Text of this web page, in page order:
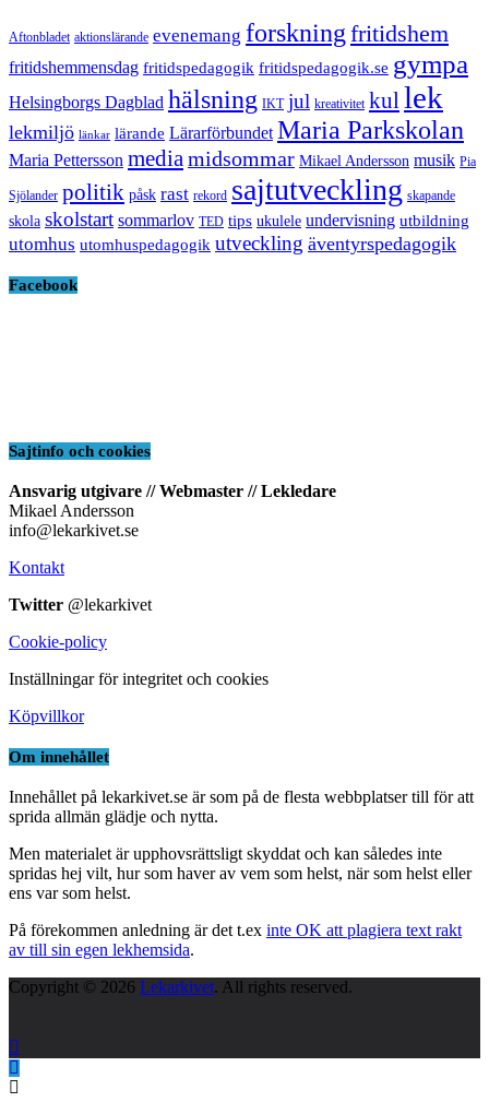
Aftonbladet aktionslärande evenemang forskningfritidshem
fritidshemmensdag fritidspedagogik fritidspedagogik.se gympa
Helsingborgs Dagblad hälsning IKT jul kreativitet kul lek
lekmiljö länkar lärande Lärarförbundet Maria Parkskolan
Maria Pettersson mediamidsommar Mikael Andersson musik Pia
Sjölander politik påsk rast rekord sajtutveckling skapande
skola skolstart sommarlov TED tips ukulele undervisning utbildning
utomhus utomhuspedagogik utveckling äventyrspedagogik
Facebook
Sajtinfo och cookies
Ansvarig utgivare // Webmaster // Lekledare
Mikael Andersson
info@lekarkivet.se
Kontakt
Twitter @lekarkivet
Cookie-policy
Inställningar för integritet och cookies
Köpvillkor
Om innehållet
Innehållet på lekarkivet.se är som på de flesta webbplatser till för att
sprida allmän glädje och nytta.
Men materialet är upphovsrättsligt skyddat och kan således inte
spridas hej vilt, hur som haver av vem som helst, när som helst eller
ens var som helst.
På förekommen anledning är det t.ex inte OK att plagiera text rakt
av till sin egen lekhemsida.
Copyright © 2026 Lekarkivet. All rights reserved.